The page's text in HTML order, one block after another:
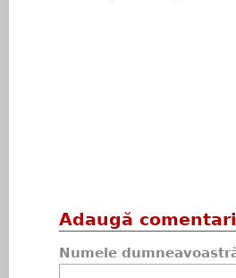
Adaugă
Numele